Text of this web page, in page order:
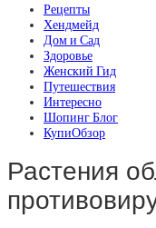
Рецепты
Хендмейд
Дом и Сад
Здоровье
Женский Гид
Путешествия
Интересно
Шопинг Блог
КупиОбзор
Растения